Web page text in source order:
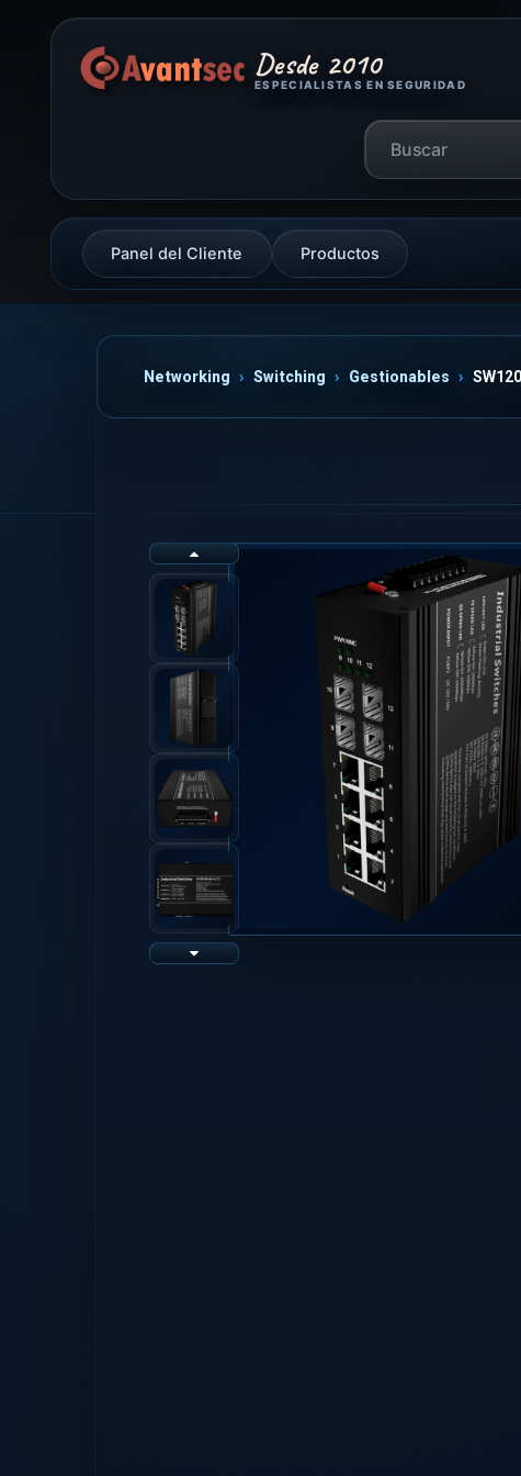
Desde 2010
ESPECIALISTAS EN SEGURIDAD
Panel del Cliente Productos
Networking Switching Gestionables